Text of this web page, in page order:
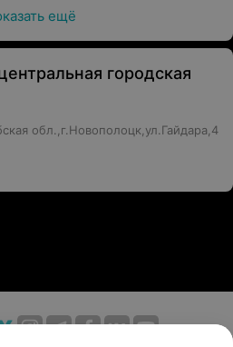
ещё
городская
обл.,г.Новополоцк,ул.Гайдара,4